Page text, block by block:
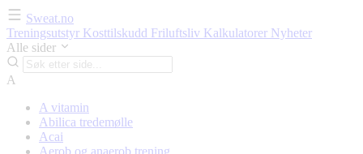
Sweat.no
Treningsutstyr Kosttilskudd Friluftsliv Kalkulatorer Nyheter
Alle sider
A
A vitamin
Abilica tredemølle
Acai
Aerob og anaerob trening